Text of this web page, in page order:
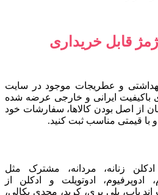
قابل خریداری
و عطریجات موجود در سایت
باکیفیت ایرانی و خارجی عرضه شده
از اصل بودن کالاها، سفارشات خود
با قیمتی مناسب ثبت کنید.
زنانه، مردانه، مشترک مثل
ادوپرفیوم، ادوتویلت و ادکلن از
باب، پلی یری، کرید، مجدی بکالی،